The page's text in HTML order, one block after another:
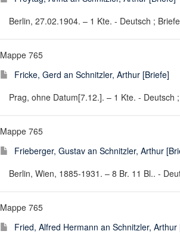
Berlin, 27.02.1904. – 1 Kte. - Deutsch ; Briefe
Mappe 765
Fricke, Gerd an Schnitzler, Arthur [Briefe]
Prag, ohne Datum[7.12.]. – 1 Kte. - Deutsch
Mappe 765
Frieberger, Gustav an Schnitzler, Arthur
Berlin, Wien, 1885-1931. – 8 Br. 11 Bl.. -
Mappe 765
Fried, Alfred Hermann an Schnitzler, Arthur